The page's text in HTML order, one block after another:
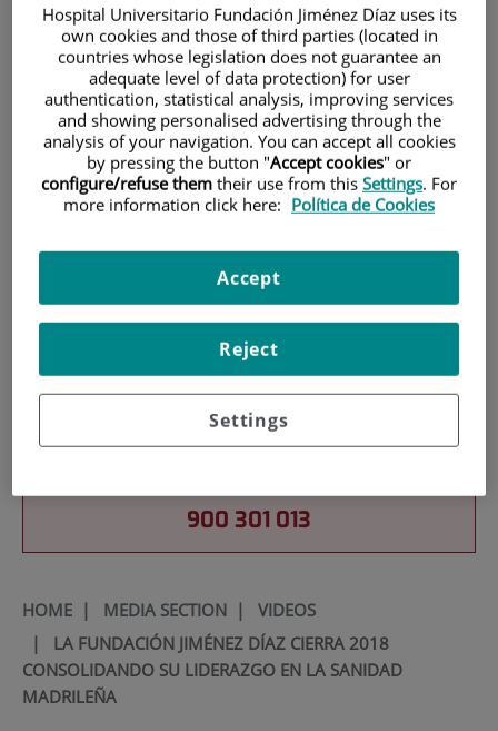
Research
Teaching
900 301 013
HOME| MEDIA SECTION| VIDEOS
| LA FUNDACIÓN JIMÉNEZ DÍAZ CIERRA 2018
CONSOLIDANDO SU LIDERAZGO EN LA SANIDAD
MADRILEÑA
Hospital Universitario Fundación Jiménez Díaz uses its
own cookies and those of third parties (located in
countries whose legislation does not guarantee an
adequate level of data protection) for user
authentication, statistical analysis, improving services
and showing personalised advertising through the
analysis of your navigation. You can accept all cookies
by pressing the button "Accept cookies" or
configure/refuse them their use from this Settings. For
more information click here: Política de Cookies
Settings
Reject
Accept